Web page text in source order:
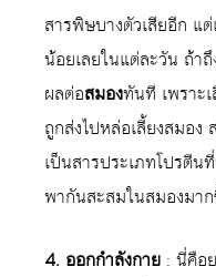
สารพิษบางตัวเสียอีก แ
น้อยเลยในแต่ละวัน ถ้า
ผลต่อสมองทันที เพราะ
ถูกส่งไปหล่อเลี้ยงสมอ
เป็นสารประเภทโปรตีน
พากันสะสมในสมองมา
4. ออกกำลังกาย : นี่คือ